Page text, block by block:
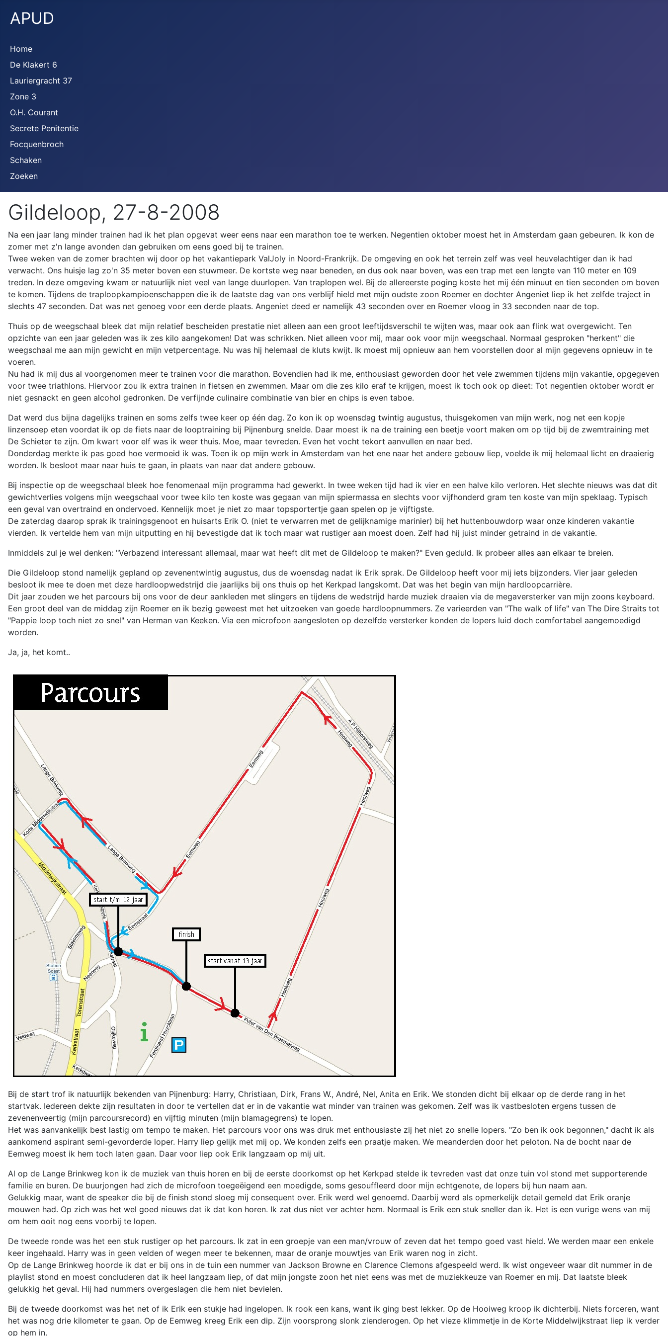
APUD
Home
De Klakert 6
Lauriergracht 37
Zone 3
O.H. Courant
Secrete Penitentie
Focquenbroch
Schaken
Zoeken
Gildeloop, 27-8-2008
Na een jaar lang minder trainen had ik het plan opgevat weer eens naar een marathon toe te werken. Negentien oktober moest het in Amsterdam gaan gebeuren. Ik kon de
zomer met z'n lange avonden dan gebruiken om eens goed bij te trainen.
Twee weken van de zomer brachten wij door op het vakantiepark ValJoly in Noord-Frankrijk. De omgeving en ook het terrein zelf was veel heuvelachtiger dan ik had
verwacht. Ons huisje lag zo'n 35 meter boven een stuwmeer. De kortste weg naar beneden, en dus ook naar boven, was een trap met een lengte van 110 meter en 109
treden. In deze omgeving kwam er natuurlijk niet veel van lange duurlopen. Van traplopen wel. Bij de allereerste poging koste het mij één minuut en tien seconden om boven
te komen. Tijdens de traploopkampioenschappen die ik de laatste dag van ons verblijf hield met mijn oudste zoon Roemer en dochter Angeniet liep ik het zelfde traject in
slechts 47 seconden. Dat was net genoeg voor een derde plaats. Angeniet deed er namelijk 43 seconden over en Roemer vloog in 33 seconden naar de top.
Thuis op de weegschaal bleek dat mijn relatief bescheiden prestatie niet alleen aan een groot leeftijdsverschil te wijten was, maar ook aan flink wat overgewicht. Ten
opzichte van een jaar geleden was ik zes kilo aangekomen! Dat was schrikken. Niet alleen voor mij, maar ook voor mijn weegschaal. Normaal gesproken "herkent" die
weegschaal me aan mijn gewicht en mijn vetpercentage. Nu was hij helemaal de kluts kwijt. Ik moest mij opnieuw aan hem voorstellen door al mijn gegevens opnieuw in te
voeren.
Nu had ik mij dus al voorgenomen meer te trainen voor die marathon. Bovendien had ik me, enthousiast geworden door het vele zwemmen tijdens mijn vakantie, opgegeven
voor twee triathlons. Hiervoor zou ik extra trainen in fietsen en zwemmen. Maar om die zes kilo eraf te krijgen, moest ik toch ook op dieet: Tot negentien oktober wordt er
niet gesnackt en geen alcohol gedronken. De verfijnde culinaire combinatie van bier en chips is even taboe.
Dat werd dus bijna dagelijks trainen en soms zelfs twee keer op één dag. Zo kon ik op woensdag twintig augustus, thuisgekomen van mijn werk, nog net een kopje
linzensoep eten voordat ik op de fiets naar de looptraining bij Pijnenburg snelde. Daar moest ik na de training een beetje voort maken om op tijd bij de zwemtraining met
De Schieter te zijn. Om kwart voor elf was ik weer thuis. Moe, maar tevreden. Even het vocht tekort aanvullen en naar bed.
Donderdag merkte ik pas goed hoe vermoeid ik was. Toen ik op mijn werk in Amsterdam van het ene naar het andere gebouw liep, voelde ik mij helemaal licht en draaierig
worden. Ik besloot maar naar huis te gaan, in plaats van naar dat andere gebouw.
Bij inspectie op de weegschaal bleek hoe fenomenaal mijn programma had gewerkt. In twee weken tijd had ik vier en een halve kilo verloren. Het slechte nieuws was dat dit
gewichtverlies volgens mijn weegschaal voor twee kilo ten koste was gegaan van mijn spiermassa en slechts voor vijfhonderd gram ten koste van mijn speklaag. Typisch
een geval van overtraind en ondervoed. Kennelijk moet je niet zo maar topsportertje gaan spelen op je vijftigste.
De zaterdag daarop sprak ik trainingsgenoot en huisarts Erik O. (niet te verwarren met de gelijknamige marinier) bij het huttenbouwdorp waar onze kinderen vakantie
vierden. Ik vertelde hem van mijn uitputting en hij bevestigde dat ik toch maar wat rustiger aan moest doen. Zelf had hij juist minder getraind in de vakantie.
Inmiddels zul je wel denken: "Verbazend interessant allemaal, maar wat heeft dit met de Gildeloop te maken?" Even geduld. Ik probeer alles aan elkaar te breien.
Die Gildeloop stond namelijk gepland op zevenentwintig augustus, dus de woensdag nadat ik Erik sprak. De Gildeloop heeft voor mij iets bijzonders. Vier jaar geleden
besloot ik mee te doen met deze hardloopwedstrijd die jaarlijks bij ons thuis op het Kerkpad langskomt. Dat was het begin van mijn hardloopcarrière.
Dit jaar zouden we het parcours bij ons voor de deur aankleden met slingers en tijdens de wedstrijd harde muziek draaien via de megaversterker van mijn zoons keyboard.
Een groot deel van de middag zijn Roemer en ik bezig geweest met het uitzoeken van goede hardloopnummers. Ze varieerden van "The walk of life" van The Dire Straits tot
"Pappie loop toch niet zo snel" van Herman van Keeken. Via een microfoon aangesloten op dezelfde versterker konden de lopers luid doch comfortabel aangemoedigd
worden.
Ja, ja, het komt..
Bij de start trof ik natuurlijk bekenden van Pijnenburg: Harry, Christiaan, Dirk, Frans W., André, Nel, Anita en Erik. We stonden dicht bij elkaar op de derde rang in het
startvak. Iedereen dekte zijn resultaten in door te vertellen dat er in de vakantie wat minder van trainen was gekomen. Zelf was ik vastbesloten ergens tussen de
zevenenveertig (mijn parcoursrecord) en vijftig minuten (mijn blamagegrens) te lopen.
Het was aanvankelijk best lastig om tempo te maken. Het parcours voor ons was druk met enthousiaste zij het niet zo snelle lopers. "Zo ben ik ook begonnen," dacht ik als
aankomend aspirant semi-gevorderde loper. Harry liep gelijk met mij op. We konden zelfs een praatje maken. We meanderden door het peloton. Na de bocht naar de
Eemweg moest ik hem toch laten gaan. Daar voor liep ook Erik langzaam op mij uit.
Al op de Lange Brinkweg kon ik de muziek van thuis horen en bij de eerste doorkomst op het Kerkpad stelde ik tevreden vast dat onze tuin vol stond met supporterende
familie en buren. De buurjongen had zich de microfoon toegeëigend een moedigde, soms gesouffleerd door mijn echtgenote, de lopers bij hun naam aan.
Gelukkig maar, want de speaker die bij de finish stond sloeg mij consequent over. Erik werd wel genoemd. Daarbij werd als opmerkelijk detail gemeld dat Erik oranje
mouwen had. Op zich was het wel goed nieuws dat ik dat kon horen. Ik zat dus niet ver achter hem. Normaal is Erik een stuk sneller dan ik. Het is een vurige wens van mij
om hem ooit nog eens voorbij te lopen.
De tweede ronde was het een stuk rustiger op het parcours. Ik zat in een groepje van een man/vrouw of zeven dat het tempo goed vast hield. We werden maar een enkele
keer ingehaald. Harry was in geen velden of wegen meer te bekennen, maar de oranje mouwtjes van Erik waren nog in zicht.
Op de Lange Brinkweg hoorde ik dat er bij ons in de tuin een nummer van Jackson Browne en Clarence Clemons afgespeeld werd. Ik wist ongeveer waar dit nummer in de
playlist stond en moest concluderen dat ik heel langzaam liep, of dat mijn jongste zoon het niet eens was met de muziekkeuze van Roemer en mij. Dat laatste bleek
gelukkig het geval. Hij had nummers overgeslagen die hem niet bevielen.
Bij de tweede doorkomst was het net of ik Erik een stukje had ingelopen. Ik rook een kans, want ik ging best lekker. Op de Hooiweg kroop ik dichterbij. Niets forceren, want
het was nog drie kilometer te gaan. Op de Eemweg kreeg Erik een dip. Zijn voorsprong slonk zienderogen. Op het vieze klimmetje in de Korte Middelwijkstraat liep ik verder
op hem in.